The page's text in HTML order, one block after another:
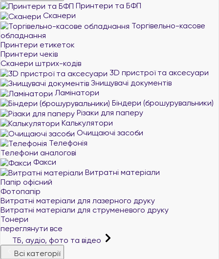
Принтери та БФП
Сканери
Торгівельно-касове
обладнання
Принтери етикеток
Принтери чеків
Сканери штрих-кодів
3D пристрої та аксесуари
Знищувачі документів
Ламінатори
Біндери (брошурувальники)
Різаки для паперу
Калькулятори
Очищаючі засоби
Телефонія
Телефони аналогові
Факси
Витратні матеріали
Папір офісний
Фотопапір
Витратні матеріали для лазерного друку
Витратні матеріали для струменевого друку
Тонери
переглянути все
ТБ, аудіо, фото та відео
Всі категорії